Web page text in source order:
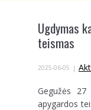
Ugdymas
teismas
2025-06-05
Gegužės
apygardos